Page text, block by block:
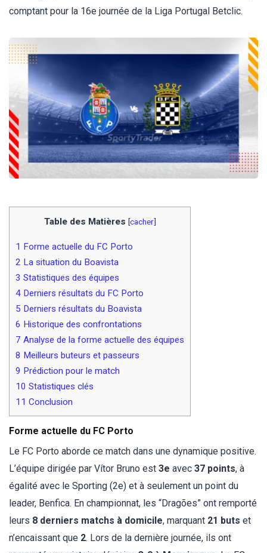
comptant pour la 16e journée de la Liga Portugal Betclic.
Table des Matières [cacher]
1 Forme actuelle du FC Porto
2 La situation du Boavista
3 Statistiques des équipes
4 Derniers résultats du FC Porto
5 Derniers résultats du Boavista
6 Historique des confrontations
7 Analyse de la forme actuelle des équipes
8 Meilleurs buteurs et passeurs
9 Prédiction pour le match
10 Statistiques clés
11 Conclusion
Forme actuelle du FC Porto
Le FC Porto aborde ce match dans une dynamique positive.
L’équipe dirigée par Vítor Bruno est 3e avec 37 points, à
égalité avec le Sporting (2e) et à seulement un point du
leader, Benfica. En championnat, les “Dragões” ont remporté
leurs 8 derniers matchs à domicile, marquant 21 buts et
n’encaissant que 2. Lors de la dernière journée, ils ont